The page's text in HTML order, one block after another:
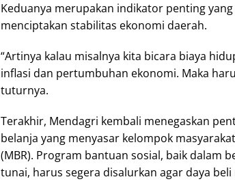
Keduanya merupakan indikator penting
menciptakan stabilitas ekonomi daerah.
“Artinya kalau misalnya kita bicara biaya
inflasi dan pertumbuhan ekonomi. Maka
tuturnya.
Terakhir, Mendagri kembali menegaskan
belanja yang menyasar kelompok
(MBR). Program bantuan sosial, baik dalam
tunai, harus segera disalurkan agar daya